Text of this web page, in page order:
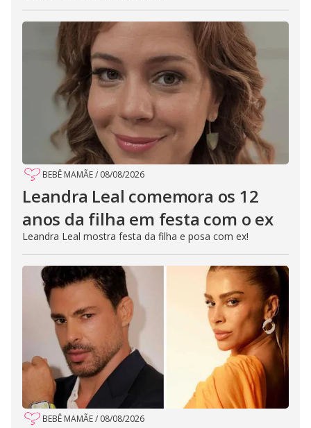
BEBÊ MAMÃE/ 08/08/2026
Leandra Leal comemora os 12
anos da filha em festa com o ex
Leandra Leal mostra festa da filha e posa com ex!
BEBÊ MAMÃE/ 08/08/2026